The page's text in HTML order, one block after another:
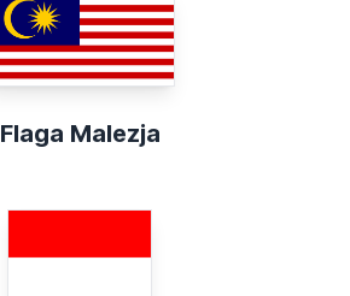
Flaga Malezja